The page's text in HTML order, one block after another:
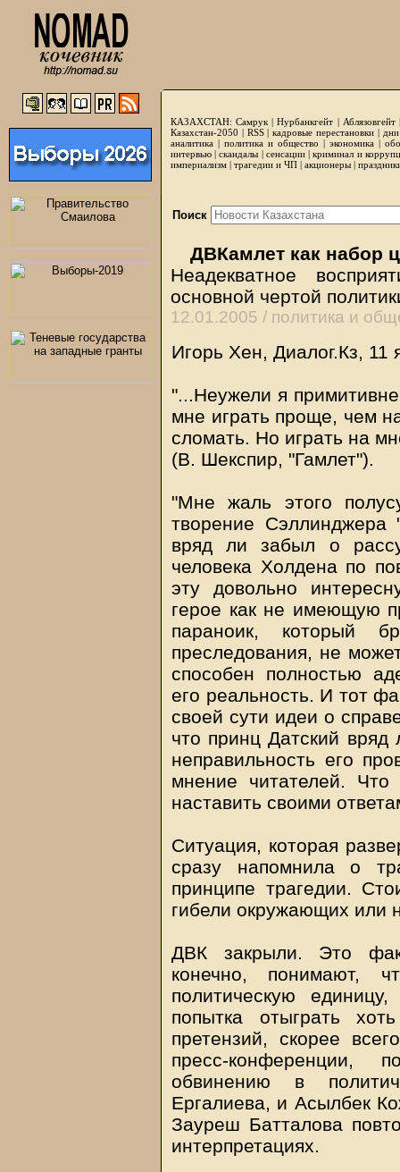
КАЗАХСТАН: Самрук |Нурбанкгейт | Аблязовгейт
Казахстан-2050 | RSS|кадровые перестановки|
аналитика | политика и общество | экономика |
интервью |скандалы | сенсации|криминал и
империализм | трагедии и ЧП | акционеры |
Поиск
ДВКамлет как набор
Неадекватное
основной чертой
12.01.2005 / политика и
Игорь Хен, Диалог.Кз, 11
"...Неужели я
мне играть проще, чем
сломать. Но играть на
(В. Шекспир, "Гамлет").
"Мне жаль этого
творение
вряд ли забыл о
человека Холдена по
эту довольно
герое как не имеющую
параноик, который
преследования, не
способен полностью
его реальность. И тот
своей сути идеи о
что принц Датский
неправильность его
мнение читателей.
наставить своими
Ситуация, которая
сразу напомнила о
принципе трагедии.
гибели окружающих или
ДВК закрыли. Это
конечно, понимают,
политическую
попытка отыграть
претензий, скорее
пресс-
обвинению в
Ергалиева, и Асылбек
Зауреш Батталова
интерпретациях.